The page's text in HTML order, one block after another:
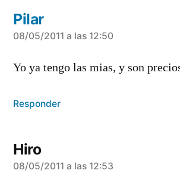
Pilar
dice:
08/05/2011 a las 12:50
Yo ya tengo las mias, y son
Responder
Hiro
dice:
08/05/2011 a las 12:53